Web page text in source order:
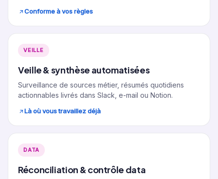
Conforme à vos règles
VEILLE
Veille & synthèse automatisées
Surveillance de sources métier, résumés quotidiens
actionnables livrés dans Slack, e-mail ou Notion.
Là où vous travaillez déjà
DATA
Réconciliation & contrôle data